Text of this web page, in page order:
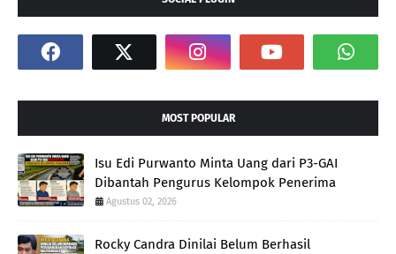
MOST POPULAR
Isu Edi Purwanto Minta Uang dari P3-GAI
Dibantah Pengurus Kelompok Penerima
Agustus 02, 2026
Rocky Candra Dinilai Belum Berhasil